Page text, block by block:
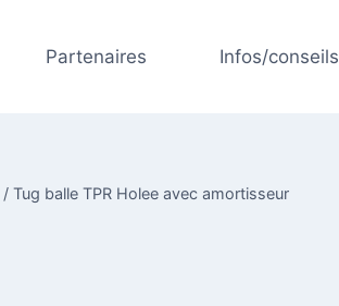
Partenaires Infos/conseils
/ Tug balle TPR Holee avec amortisseur
balle
amortisseur